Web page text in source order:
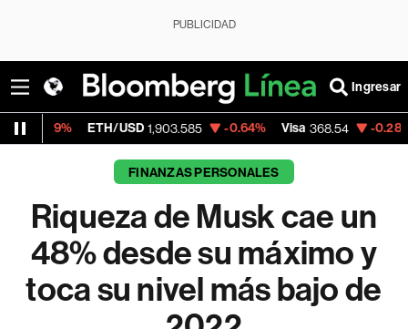
PUBLICIDAD
Ingresar
ETH/USD 1,903.585 -0.64% Visa 368.54 -0.28%
FINANZAS PERSONALES
Riqueza de Musk cae un
48% desde su máximo y
toca su nivel más bajo de